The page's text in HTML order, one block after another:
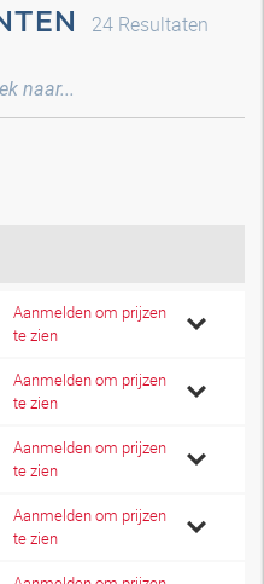
24 Resultaten
Aanmelden om prijzen
te zien
Aanmelden om prijzen
te zien
Aanmelden om prijzen
te zien
Aanmelden om prijzen
te zien